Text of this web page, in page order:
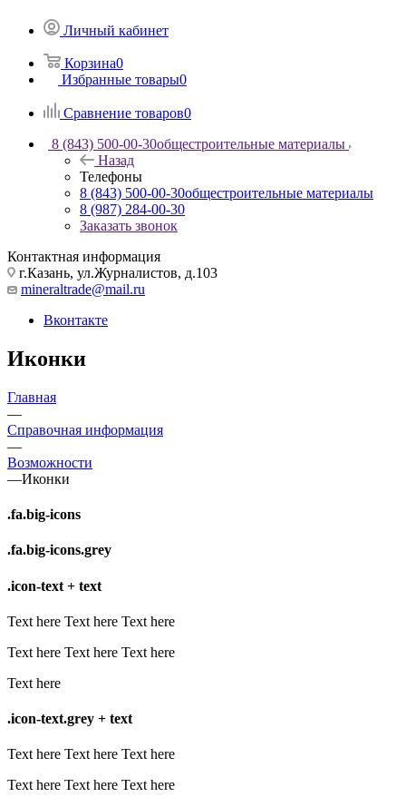
Личный кабинет
Корзина0
Избранные товары0
Сравнение товаров0
8 (843) 500-00-30общестроительные материалы
Назад
Телефоны
8 (843) 500-00-30общестроительные материалы
8 (987) 284-00-30
Заказать звонок
Контактная информация
г.Казань, ул.Журналистов, д.103
mineraltrade@mail.ru
Вконтакте
Иконки
Главная
—
Справочная информация
—
Возможности
—Иконки
.fa.big-icons
.fa.big-icons.grey
.icon-text + text
Text here Text here Text here
Text here Text here Text here
Text here
.icon-text.grey + text
Text here Text here Text here
Text here Text here Text here